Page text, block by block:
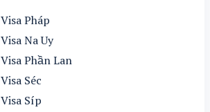
Visa Pháp
Visa Na Uy
Visa Phần Lan
Visa Séc
Visa Síp